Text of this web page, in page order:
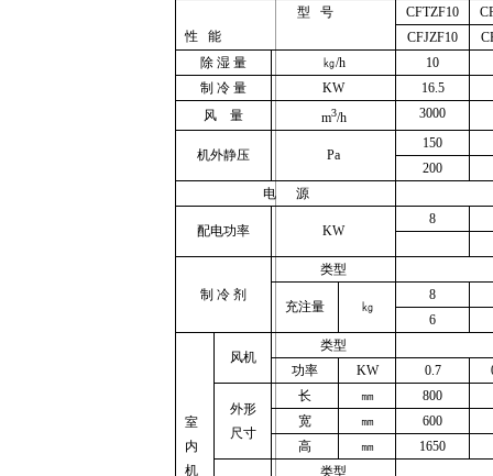
型
号
性
能
CFTZF10
CFJZF10
除 湿 量 ㎏/h
10
制 冷 量 KW
16.5
风
量 m3/h 3000
机外静压 Pa
150
200
电
源
配电功率 KW
8
制 冷 剂
类型
充注量 ㎏
8
6
室
内
机
风机
类型
功率
KW 0.7
外形
尺寸
长 ㎜
800
宽
㎜
600
高
㎜
1650
类型